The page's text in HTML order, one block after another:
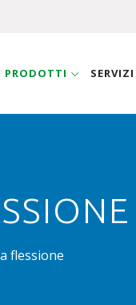
PRODOTTI SERVIZI
flessione